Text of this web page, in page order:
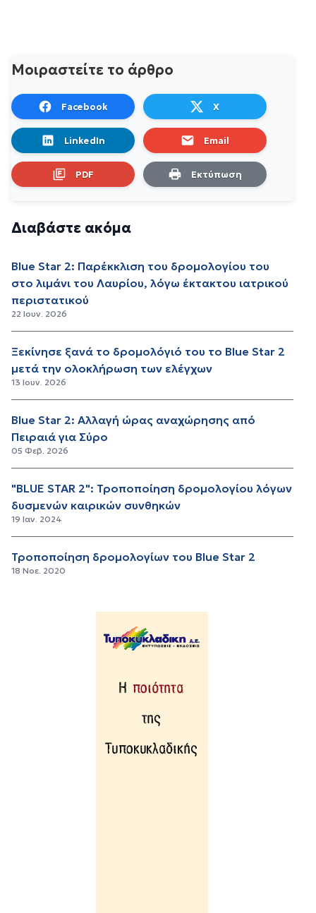
Μοιραστείτε το άρθρο
Facebook X
LinkedIn Email
PDF Εκτύπωση
Διαβάστε ακόμα
Blue Star 2: Παρέκκλιση του δρομολογίου του
στο λιμάνι του Λαυρίου, λόγω έκτακτου ιατρικού
περιστατικού
22 Ιουν. 2026
Ξεκίνησε ξανά το δρομολόγιό του το Blue Star 2
μετά την ολοκλήρωση των ελέγχων
13 Ιουν. 2026
Blue Star 2: Αλλαγή ώρας αναχώρησης από
Πειραιά για Σύρο
05 Φεβ. 2026
"BLUE STAR 2": Τροποποίηση δρομολογίου λόγων
δυσμενών καιρικών συνθηκών
19 Ιαν. 2024
Τροποποίηση δρομολογίων του Blue Star 2
18 Νοε. 2020